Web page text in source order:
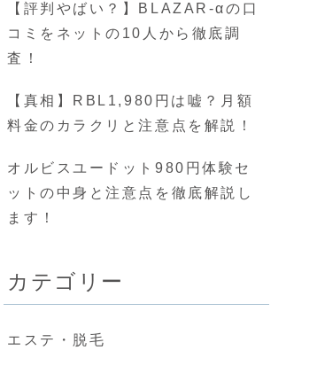
【評判やばい？】BLAZAR-αの口
コミをネットの10人から徹底調
査！
【真相】RBL1,980円は嘘？月額
料金のカラクリと注意点を解説！
オルビスユードット980円体験セ
ットの中身と注意点を徹底解説し
ます！
カテゴリー
エステ・脱毛